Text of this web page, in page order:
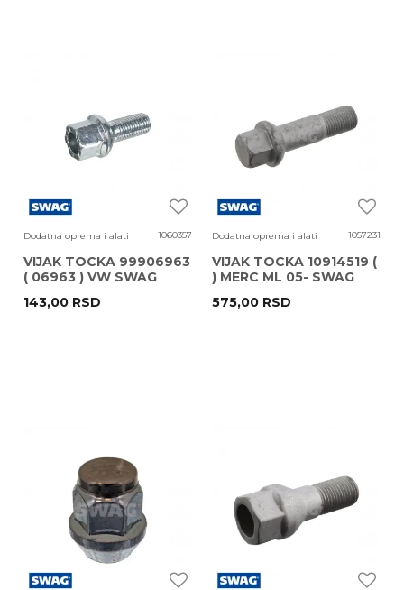
Dodatna oprema i alati 1060357
VIJAK TOCKA 99906963
( 06963 ) VW SWAG
143,00 RSD
Dodatna oprema i alati 1057231
VIJAK TOCKA 10914519 (
) MERC ML 05- SWAG
575,00 RSD